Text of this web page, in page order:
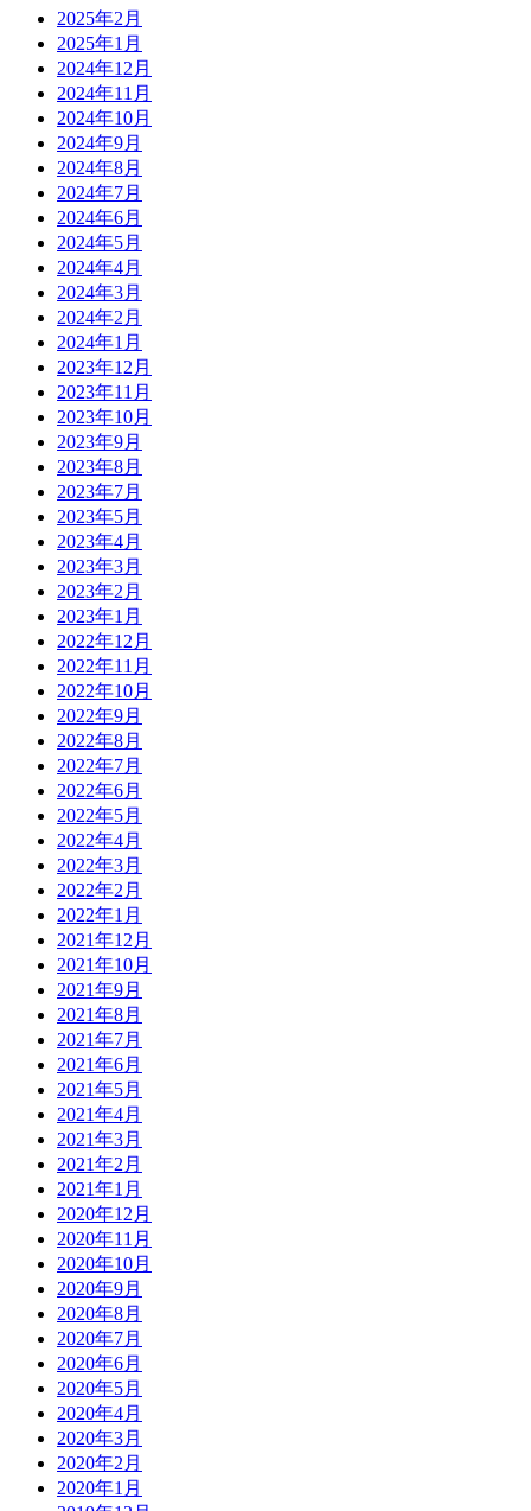
2025年2月
2025年1月
2024年12月
2024年11月
2024年10月
2024年9月
2024年8月
2024年7月
2024年6月
2024年5月
2024年4月
2024年3月
2024年2月
2024年1月
2023年12月
2023年11月
2023年10月
2023年9月
2023年8月
2023年7月
2023年5月
2023年4月
2023年3月
2023年2月
2023年1月
2022年12月
2022年11月
2022年10月
2022年9月
2022年8月
2022年7月
2022年6月
2022年5月
2022年4月
2022年3月
2022年2月
2022年1月
2021年12月
2021年10月
2021年9月
2021年8月
2021年7月
2021年6月
2021年5月
2021年4月
2021年3月
2021年2月
2021年1月
2020年12月
2020年11月
2020年10月
2020年9月
2020年8月
2020年7月
2020年6月
2020年5月
2020年4月
2020年3月
2020年2月
2020年1月